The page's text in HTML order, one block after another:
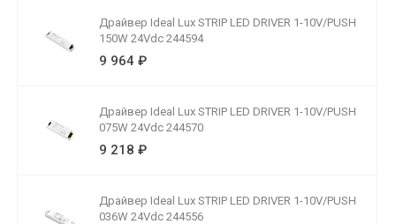
Драйвер Ideal Lux STRIP LED DRIVER 1-10V/PUSH
150W 24Vdc 244594
9 964 ₽
Драйвер Ideal Lux STRIP LED DRIVER 1-10V/PUSH
075W 24Vdc 244570
9 218 ₽
Драйвер Ideal Lux STRIP LED DRIVER 1-10V/PUSH
036W 24Vdc 244556